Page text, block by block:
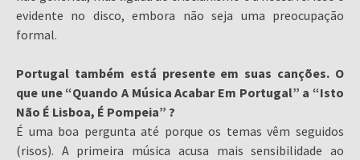
evidente no disco, embora não seja uma preocupação
formal.
Portugal também está presente em suas canções. O
que une “Quando A Música Acabar Em Portugal” a “Isto
Não É Lisboa, É Pompeia” ?
É uma boa pergunta até porque os temas vêm seguidos
(risos). A primeira música acusa mais sensibilidade ao